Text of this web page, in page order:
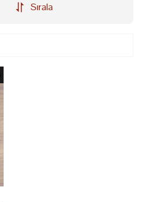
Sırala